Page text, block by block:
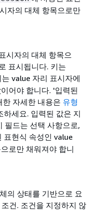
자의 대체 항목으로만
시자의 대체 항목으
표시됩니다. 키는
value 자리 표시자에
어야 합니다. '입력된
자세한 내용은 유형
하세요. 입력된 값은 지
필드는 선택 사항으로,
표현식 속성인 value
로만 채워져야 합니
의 상태를 기반으로 요
건. 조건을 지정하지 않